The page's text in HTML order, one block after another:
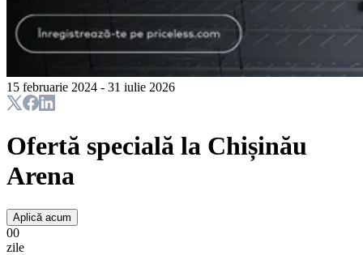
15 februarie 2024 - 31 iulie 2026
Ofertă specială la Chișinău
Arena
Aplică acum
00
zile